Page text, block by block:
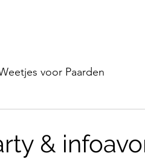
voor Paarden
- 2023
&